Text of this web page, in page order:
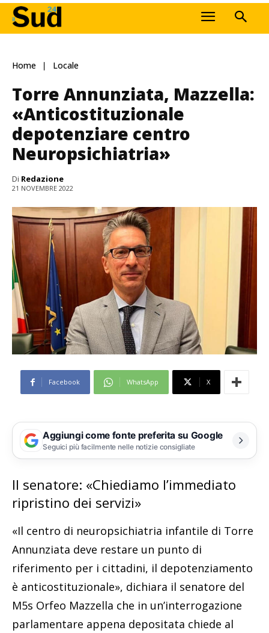
Home Locale
Torre Annunziata, Mazzella:
«Anticostituzionale
depotenziare centro
Neuropsichiatria»
Di Redazione
21 NOVEMBRE 2022
Facebook WhatsApp X
Aggiungi come fonte preferita su Google
Seguici più facilmente nelle notizie consigliate
Il senatore: «Chiediamo l’immediato
ripristino dei servizi»
«Il centro di neuropsichiatria infantile di Torre
Annunziata deve restare un punto di
riferimento per i cittadini, il depotenziamento
è anticostituzionale», dichiara il senatore del
M5s Orfeo Mazzella che in un’interrogazione
parlamentare appena depositata chiede al